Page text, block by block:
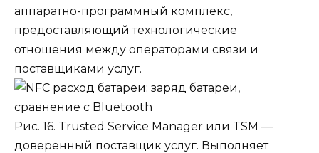
аппаратно-программный комплекс,
предоставляющий технологические
отношения между операторами связи и
поставщиками услуг.
Рис. 16. Trusted Service Manager или TSM —
доверенный поставщик услуг. Выполняет